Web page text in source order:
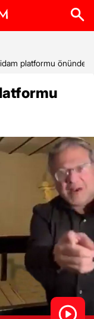
platformu önünde